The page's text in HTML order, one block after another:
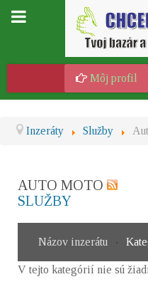
Môj profil
Inzeráty Služby
AUTO MOTO
SLUŽBY
Názov inzerátu
V tejto kategórií nie sú